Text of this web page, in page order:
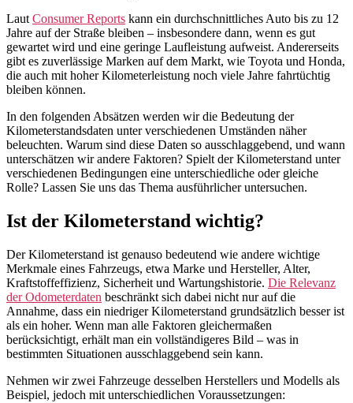
LautConsumer Reports kann ein durchschnittliches Auto bis zu 12
Jahre auf der Straße bleiben – insbesondere dann, wenn es gut
gewartet wird und eine geringe Laufleistung aufweist. Andererseits
gibt es zuverlässige Marken auf dem Markt, wie Toyota und Honda,
die auch mit hoher Kilometerleistung noch viele Jahre fahrtüchtig
bleiben können.
In den folgenden Absätzen werden wir die Bedeutung der
Kilometerstandsdaten unter verschiedenen Umständen näher
beleuchten. Warum sind diese Daten so ausschlaggebend, und wann
unterschätzen wir andere Faktoren? Spielt der Kilometerstand unter
verschiedenen Bedingungen eine unterschiedliche oder gleiche
Rolle? Lassen Sie uns das Thema ausführlicher untersuchen.
Ist der Kilometerstand wichtig?
Der Kilometerstand ist genauso bedeutend wie andere wichtige
Merkmale eines Fahrzeugs, etwa Marke und Hersteller, Alter,
Kraftstoffeffizienz, Sicherheit und Wartungshistorie. Die Relevanz
der Odometerdaten beschränkt sich dabei nicht nur auf die
Annahme, dass ein niedriger Kilometerstand grundsätzlich besser ist
als ein hoher. Wenn man alle Faktoren gleichermaßen
berücksichtigt, erhält man ein vollständigeres Bild – was in
bestimmten Situationen ausschlaggebend sein kann.
Nehmen wir zwei Fahrzeuge desselben Herstellers und Modells als
Beispiel, jedoch mit unterschiedlichen Voraussetzungen: